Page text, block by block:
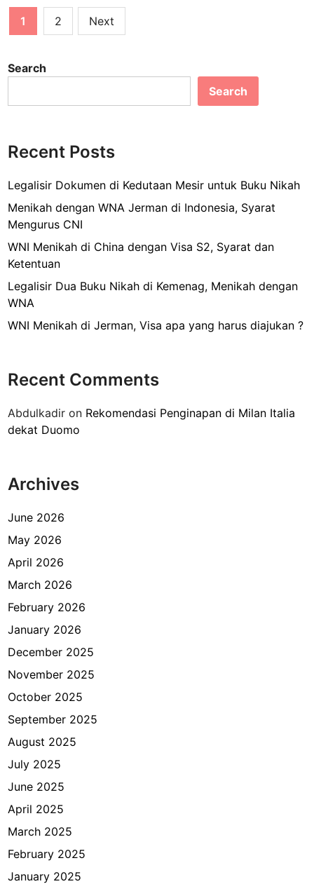
o
e
g
n
u
i
l
o
k
l
Posts
pagination
1 2 Next
Search
Search
Recent Posts
Legalisir Dokumen di Kedutaan Mesir untuk Buku Nikah
Menikah dengan WNA Jerman di Indonesia, Syarat
Mengurus CNI
WNI Menikah di China dengan Visa S2, Syarat dan
Ketentuan
Legalisir Dua Buku Nikah di Kemenag, Menikah dengan
WNA
WNI Menikah di Jerman, Visa apa yang harus diajukan ?
Recent Comments
Abdulkadir on Rekomendasi Penginapan di Milan Italia
dekat Duomo
Archives
June 2026
May 2026
April 2026
March 2026
February 2026
January 2026
December 2025
November 2025
October 2025
September 2025
August 2025
July 2025
June 2025
April 2025
March 2025
February 2025
January 2025